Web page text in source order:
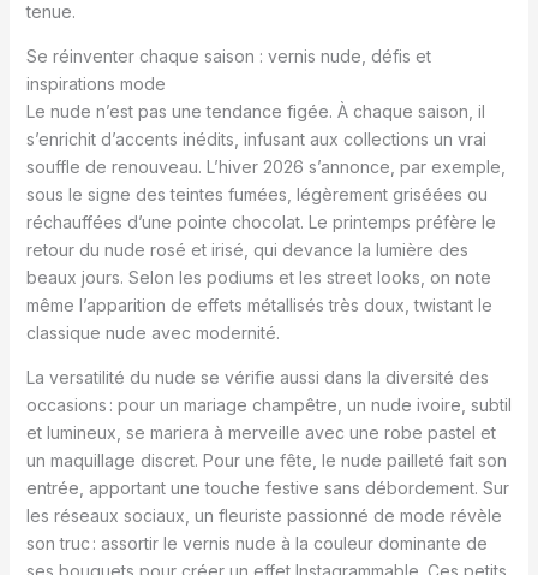
tenue.
Se réinventer chaque saison : vernis nude, défis et
inspirations mode
Le nude n’est pas une tendance figée. À chaque saison, il
s’enrichit d’accents inédits, infusant aux collections un vrai
souffle de renouveau. L’hiver 2026 s’annonce, par exemple,
sous le signe des teintes fumées, légèrement griséées ou
réchauffées d’une pointe chocolat. Le printemps préfère le
retour du nude rosé et irisé, qui devance la lumière des
beaux jours. Selon les podiums et les street looks, on note
même l’apparition de effets métallisés très doux, twistant le
classique nude avec modernité.
La versatilité du nude se vérifie aussi dans la diversité des
occasions : pour un mariage champêtre, un nude ivoire, subtil
et lumineux, se mariera à merveille avec une robe pastel et
un maquillage discret. Pour une fête, le nude pailleté fait son
entrée, apportant une touche festive sans débordement. Sur
les réseaux sociaux, un fleuriste passionné de mode révèle
son truc : assortir le vernis nude à la couleur dominante de